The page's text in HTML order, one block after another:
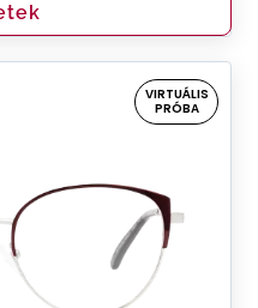
VIRTUÁLIS
PRÓBA